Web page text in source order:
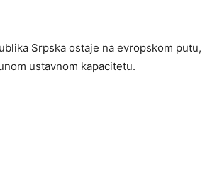
Srpska ostaje na evropskom putu,
ustavnom kapacitetu.